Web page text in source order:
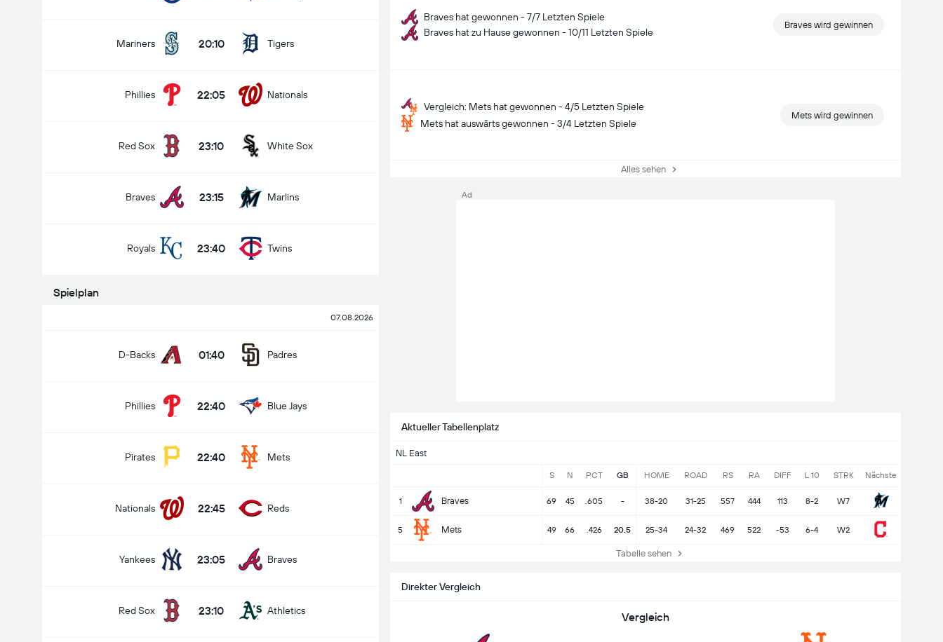
Mariners 20:10 Tigers
Phillies 22:05 Nationals
Red Sox 23:10 White Sox
Braves 23:15 Marlins
Royals 23:40 Twins
Spielplan
07.08.2026
D-Backs 01:40 Padres
Phillies 22:40 Blue Jays
Pirates 22:40 Mets
Nationals 22:45 Reds
Yankees 23:05 Braves
Red Sox 23:10 Athletics
Braves hat gewonnen - 7/7 Letzten Spiele
Braves hat zu Hause gewonnen - 10/11 Letzten Spiele
Braves wird gewinnen
Vergleich: Mets hat gewonnen - 4/5 Letzten Spiele
Mets hat auswärts gewonnen - 3/4 Letzten Spiele
Mets wird gewinnen
Alles sehen
Aktueller Tabellenplatz
NL East
S N PCT GB HOME ROAD RS RA DIFF L 10 STRK Nächste
1 Braves 69 45 .605 - 38-20 31-25 557 444 113 8-2 W7
5 Mets 49 66 .426 20.5 25-34 24-32 469 522 -53 6-4 W2
Tabelle sehen
Direkter Vergleich
Vergleich
Ad